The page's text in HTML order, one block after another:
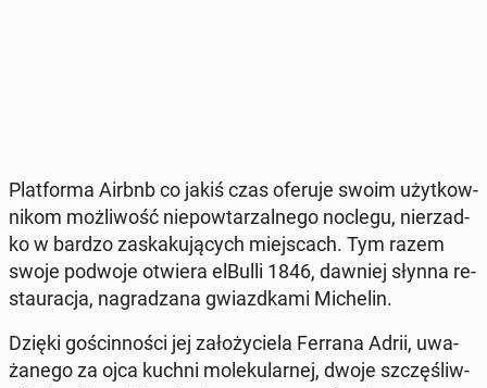
Plat­for­ma Airbnb co jakiś czas oferuje swoim użyt­kow­
ni­kom moż­li­wość nie­po­wta­rzal­ne­go noclegu, nie­rzad­
ko w bardzo za­ska­ku­ją­cych miej­scach. Tym razem
swoje podwoje otwiera elBulli 1846, dawniej słynna re­
stau­ra­cja, na­gra­dza­na gwiazd­ka­mi Mi­che­lin.
Dzięki go­ścin­no­ści jej za­ło­ży­cie­la Ferrana Adrii, uwa­
ża­ne­go za ojca kuchni mo­le­ku­lar­nej, dwoje szczę­śliw­